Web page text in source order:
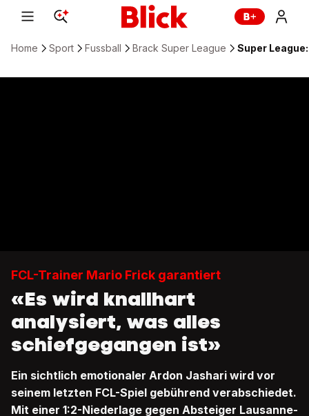
Home Sport Fussball Brack Super League Super
FCL-Trainer Mario Frick garantiert
«Es wird knallhart
analysiert, was alles
schiefgegangen ist»
Ein sichtlich emotionaler Ardon Jashari wird vor
seinem letzten FCL-Spiel gebührend verabschiedet.
Mit einer 1:2-Niederlage gegen Absteiger Lausanne-